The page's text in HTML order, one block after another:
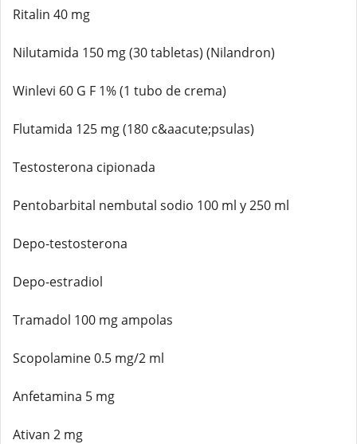
Ritalin 40 mg
Nilutamida 150 mg (30 tabletas) (Nilandron)
Winlevi 60 G F 1% (1 tubo de crema)
Flutamida 125 mg (180 c&aacute;psulas)
Testosterona cipionada
Pentobarbital nembutal sodio 100 ml y 250 ml
Depo-testosterona
Depo-estradiol
Tramadol 100 mg ampolas
Scopolamine 0.5 mg/2 ml
Anfetamina 5 mg
Ativan 2 mg